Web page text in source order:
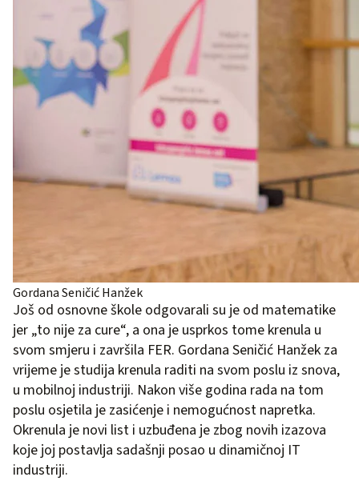
Gordana Seničić Hanžek
Još od osnovne škole odgovarali su je od matematike
jer „to nije za cure“, a ona je usprkos tome krenula u
svom smjeru i završila FER. Gordana Seničić Hanžek za
vrijeme je studija krenula raditi na svom poslu iz snova,
u mobilnoj industriji. Nakon više godina rada na tom
poslu osjetila je zasićenje i nemogućnost napretka.
Okrenula je novi list i uzbuđena je zbog novih izazova
koje joj postavlja sadašnji posao u dinamičnoj IT
industriji.